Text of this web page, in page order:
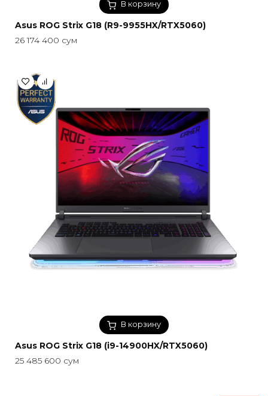
В корзину
Asus ROG Strix G18 (R9-9955HX/RTX5060)
26 174 400 сум
В корзину
Asus ROG Strix G18 (i9-14900HX/RTX5060)
25 485 600 сум